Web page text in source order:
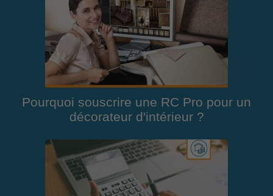
Pourquoi souscrire une RC Pro pour un
décorateur d'intérieur ?